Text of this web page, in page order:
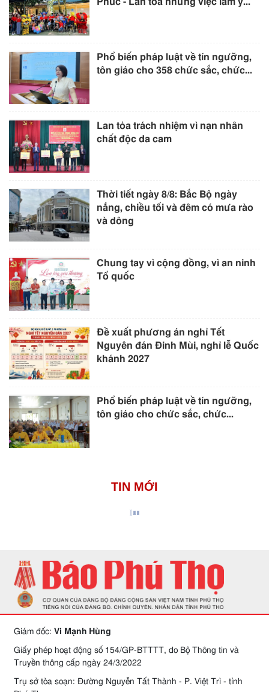
Phổ biến pháp luật về tín ngưỡng,
tôn giáo cho 358 chức sắc, chức...
Lan tỏa trách nhiệm vì nạn nhân
chất độc da cam
Thời tiết ngày 8/8: Bắc Bộ ngày
nắng, chiều tối và đêm có mưa rào
và dông
Chung tay vì cộng đồng, vì an ninh
Tổ quốc
Đề xuất phương án nghỉ Tết
Nguyên đán Đinh Mùi, nghỉ lễ Quốc
khánh 2027
Phổ biến pháp luật về tín ngưỡng,
tôn giáo cho chức sắc, chức...
TIN MỚI
Giám đốc: Vi Mạnh Hùng
Giấy phép hoạt động số 154/GP-BTTTT, do Bộ Thông tin và
Truyền thông cấp ngày 24/3/2022
Trụ sở tòa soạn: Đường Nguyễn Tất Thành - P. Việt Trì - tỉnh